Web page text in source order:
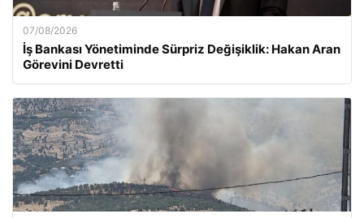
07/08/2026
İş Bankası Yönetiminde Sürpriz Değişiklik: Hakan Aran
Görevini Devretti